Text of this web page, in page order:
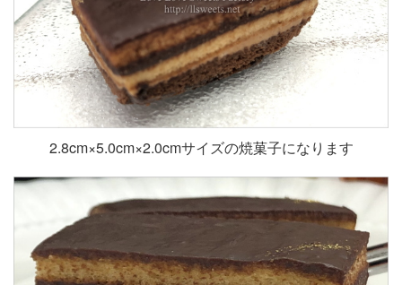
2.8cm×5.0cm×2.0cmサイズの焼菓子になります